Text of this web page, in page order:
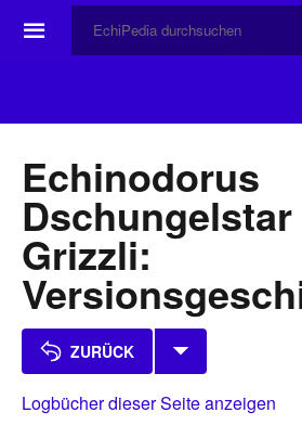
☰
Echinodorus
Dschungelstar
Grizzli:
ZURÜCK
Logbücher dieser Seite anzeigen